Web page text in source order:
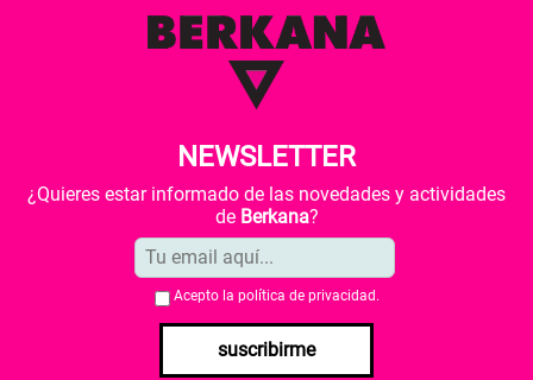
NEWSLETTER
¿Quieres estar informado de las novedades y actividades
de Berkana?
Acepto la política de privacidad .
suscribirme